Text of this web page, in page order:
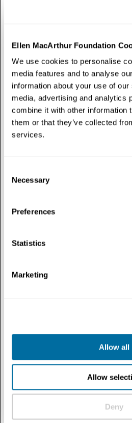
Ellen MacArthur Foundation
We use cookies to personalise
media features and to analyse
information about your use of
media, advertising and analytics
combine it with other information
them or that they’ve collected
services.
Selection
Necessary
Preferences
Statistics
Marketing
Allow all
Allow
Deny
Estamos profundamente desapontados
Fundação convoca governos
poluição plástica
continuam, os governos devem estar...
A Fundação incentiva os
torno da ambição à medida
grande divisão, os governos devem...